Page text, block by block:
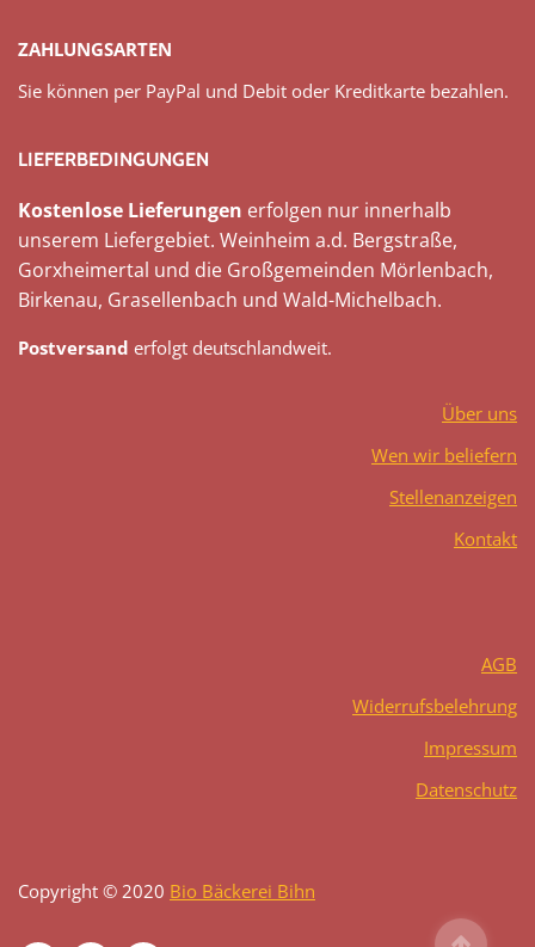
ZAHLUNGSARTEN
Sie können per PayPal und Debit oder Kreditkarte bezahlen.
LIEFERBEDINGUNGEN
Kostenlose Lieferungen erfolgen nur innerhalb
unserem Liefergebiet. Weinheim a.d. Bergstraße,
Gorxheimertal und die Großgemeinden Mörlenbach,
Birkenau, Grasellenbach und Wald-Michelbach.
Postversand erfolgt deutschlandweit.
Über uns
Wen wir beliefern
Stellenanzeigen
Kontakt
AGB
Widerrufsbelehrung
Impressum
Datenschutz
Copyright © 2020 Bio Bäckerei Bihn